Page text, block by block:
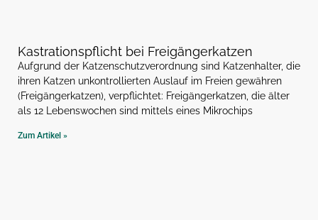
Kastrationspflicht bei Freigängerkatzen
Aufgrund der Katzenschutzverordnung sind Katzenhalter, die
ihren Katzen unkontrollierten Auslauf im Freien gewähren
(Freigängerkatzen), verpflichtet: Freigängerkatzen, die älter
als 12 Lebenswochen sind mittels eines Mikrochips
Zum Artikel »